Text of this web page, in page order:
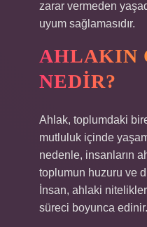
zarar vermeden
uyum sağlamasıdır.
AHLAKIN
NEDIR?
Ahlak, toplumdaki
mutluluk içinde
nedenle, insanların
toplumun huzuru ve
İnsan, ahlaki
süreci boyunca edinir.